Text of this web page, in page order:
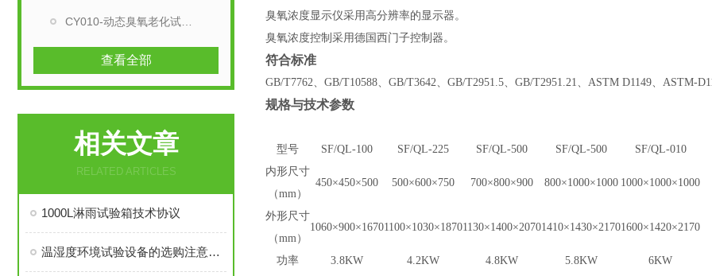
查看全部
相关文章
RELATED ARTICLES
1000L淋雨试验箱技术协议
温湿度环境试验设备的选购注意事项！
臭氧浓度显示仪采用高分辨率的显示器。
臭氧浓度控制采用德国西门子控制器。
符合标准
GB/T7762、GB/T10588、GB/T3642、 GB/T2951.5、GB/T2951.21、ASTM D1149、ASTM-
规格与技术参数
型号 SF/QL-100 SF/QL-225 SF/QL-500 SF/QL-500
SF/QL-010
内形尺寸
（mm）
450×450×500 500×600×750 700×800×900 800×1000×1000 1000×1000×1000
外形尺寸
（mm）
1060×900×16701100×1030×18701130×1400×20701410×1430×21701600×1420×2170
功率 3.8KW 4.2KW 4.8KW 5.8KW 6KW